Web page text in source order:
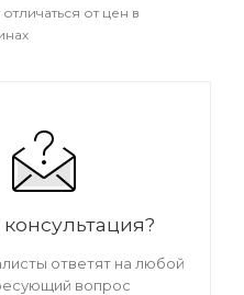
от цен в
ответят на любой
вопрос